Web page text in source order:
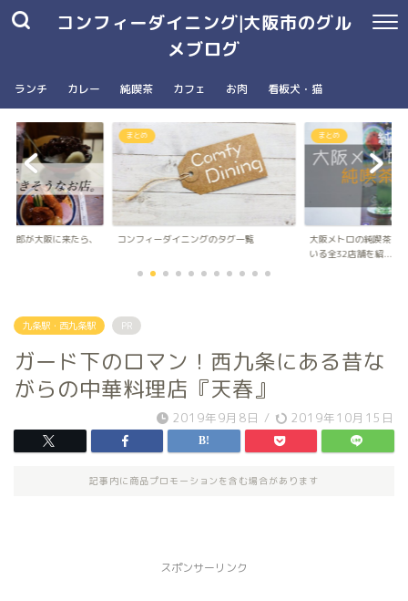
コンフィーダイニング|大阪市のグル
メブログ
ランチ カレー 純喫茶 カフェ お肉 看板犬・猫
グのタグ一覧
まとめ
大阪メトロの純喫茶パンフレットに載って
南森町駅・大阪天満宮駅
台湾朝食専門店wanna
ナ）のメニュ...
九条駅・西九条駅 PR
ガード下のロマン！西九条にある昔な
がらの中華料理店『天春』
2019年9月8日 / 2019年10月15日
記事内に商品プロモーションを含む場合があります
スポンサーリンク